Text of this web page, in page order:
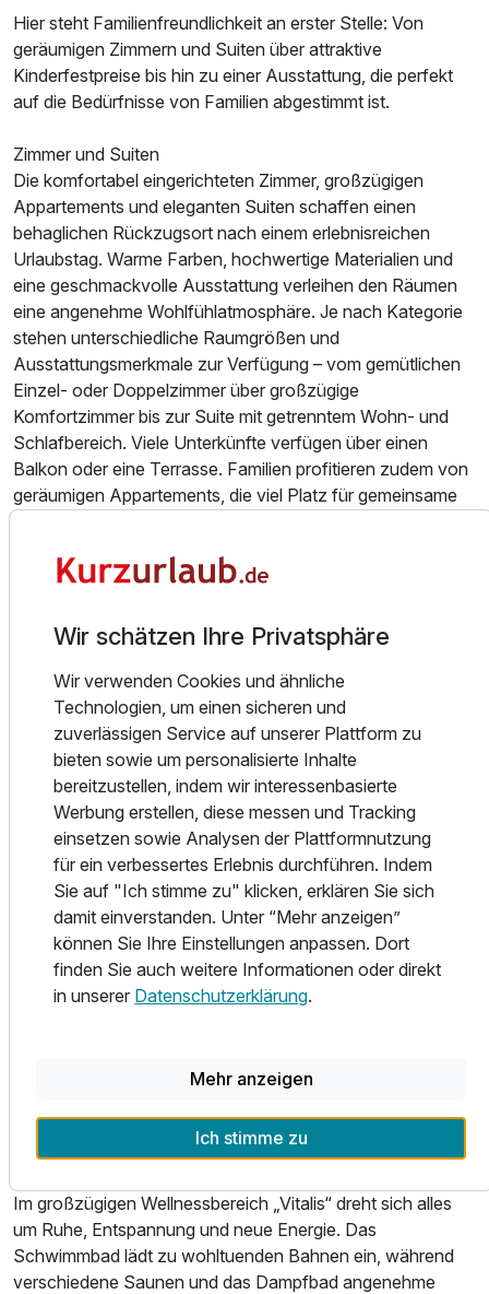
Ausstattung
Zusatznächte
Für 5 Tage p.P. ab 700,00 €
Hier steht Familienfreundlichkeit an erster Stelle: Von
geräumigen Zimmern und Suiten über attraktive
Kinderfestpreise bis hin zu einer Ausstattung, die perfekt
auf die Bedürfnisse von Familien abgestimmt ist.
Zimmer und Suiten
Die komfortabel eingerichteten Zimmer, großzügigen
Appartements und eleganten Suiten schaffen einen
behaglichen Rückzugsort nach einem erlebnisreichen
Urlaubstag. Warme Farben, hochwertige Materialien und
eine geschmackvolle Ausstattung verleihen den Räumen
eine angenehme Wohlfühlatmosphäre. Je nach Kategorie
stehen unterschiedliche Raumgrößen und
Ausstattungsmerkmale zur Verfügung – vom gemütlichen
Einzel- oder Doppelzimmer über großzügige
Komfortzimmer bis zur Suite mit getrenntem Wohn- und
Schlafbereich. Viele Unterkünfte verfügen über einen
Balkon oder eine Terrasse. Familien profitieren zudem von
geräumigen Appartements, die viel Platz für gemeinsame
Kulinarik
dazu. Im Restaurant „La Vida“ verwöhnt das Küchenteam
seine Gäste mit abwechslungsreichen Gerichten,
regionalen Einflüssen und saisonalen Zutaten. Ein
reichhaltiges Frühstück sorgt für einen gelungenen Start in
den Tag, während am Abend – je nach gebuchter
Verpflegung – ausgewählte Menüs oder
abwechslungsreiche Buffets zum Schlemmen einladen.
Frühstücks-Schlemmerbuffet: Mo - Fr von 7 Uhr bis 10.30
Uhr, Sa & So von 7.30 - 11 Uhr
Am Nachmittag verwöhnen wir Sie mit Kaffee & Kuchen
täglich von 13.30 Uhr - 16.30 Uhr
Abendessen vom kalt-warmen Buffet im Hotelrestaurant
„La Vida“ täglich von 17.30 Uhr - 21 Uhr
einem guten Glas Wein oder einem Cocktail lässt sich der
passieren.
Im großzügigen Wellnessbereich „Vitalis“ dreht sich alles
um Ruhe, Entspannung und neue Energie. Das
Schwimmbad lädt zu wohltuenden Bahnen ein, während
verschiedene Saunen und das Dampfbad angenehme
Wir schätzen Ihre Privatsphäre
Wir verwenden Cookies und ähnliche
Technologien, um einen sicheren und
zuverlässigen Service auf unserer Plattform zu
bieten sowie um personalisierte Inhalte
bereitzustellen, indem wir interessenbasierte
Werbung erstellen, diese messen und Tracking
einsetzen sowie Analysen der Plattformnutzung
für ein verbessertes Erlebnis durchführen. Indem
Sie auf "Ich stimme zu" klicken, erklären Sie sich
damit einverstanden. Unter “Mehr anzeigen”
können Sie Ihre Einstellungen anpassen. Dort
finden Sie auch weitere Informationen oder direkt
in unserer Datenschutzerklärung.
Mehr anzeigen
Ich stimme zu